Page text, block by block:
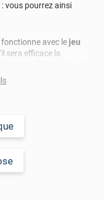
vous pourrez ainsi
avec le jeu
sera efficace la
plus des regards
solution telle que
de lieux : en
de votre vitrage. S'il